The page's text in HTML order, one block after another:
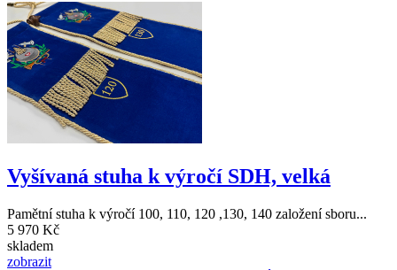
Vyšívaná stuha k výročí SDH, velká
Pamětní stuha k výročí 100, 110, 120 ,130, 140 založení sboru...
5 970 Kč
skladem
zobrazit